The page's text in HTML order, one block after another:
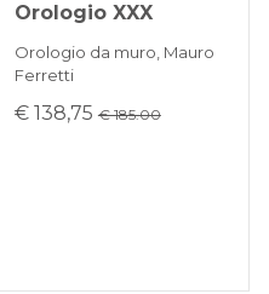
Orologio XXX
Orologio da muro, Mauro
Ferretti
€ 138,75 € 185.00